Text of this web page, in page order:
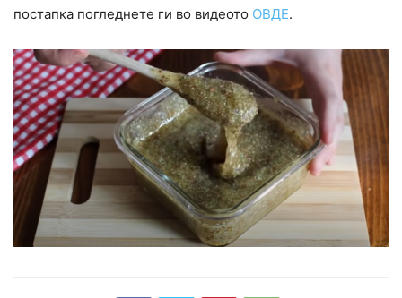
постапка погледнете ги во видеото ОВДЕ.